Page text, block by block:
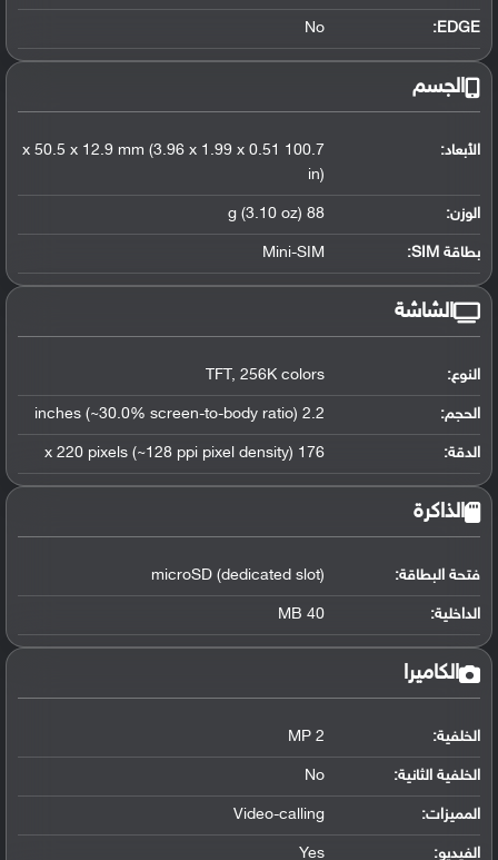
EDGE:
No
الجسم
الأبعاد:
100.7 x 50.5 x 12.9 mm (3.96 x 1.99 x 0.51
in)
الوزن: 88 g (3.10 oz)
بطاقة SIM: Mini-SIM
الشاشة
النوع: TFT, 256K colors
الحجم: 2.2 inches (~30.0% screen-to-body ratio)
الدقة: 176 x 220 pixels (~128 ppi pixel density)
الذاكرة
فتحة البطاقة: microSD (dedicated slot)
الداخلية: 40 MB
الكاميرا
الخلفية: 2 MP
الخلفية الثانية: No
المميزات: Video-calling
الفيديو: Yes